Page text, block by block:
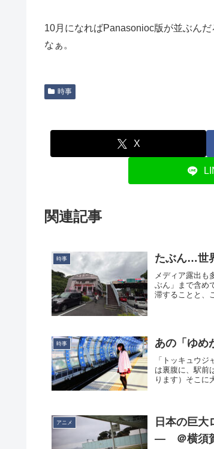
10月になればPanasonioc版が並ぶん
なぁ。
時事
X
関連記事
時事 たぶん…世
メディア露出
ぶん」まで含め
滞することと、
時事 あの「ゆめ
「トッキュウ
は裏腹に、駅前
ります）そこに
アニメ
日本の巨
― ＠横須賀